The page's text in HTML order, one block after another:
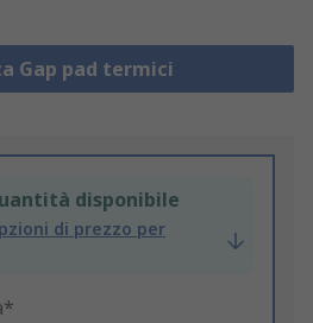
Gap pad termici
disponibile
di prezzo per